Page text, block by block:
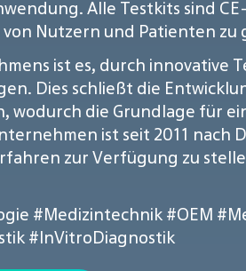
Alle Testkits sind
Nutzern und Patienten zu
ist es, durch
Dies schließt die
wodurch die Grundlage für
ist seit 2011 nach
zur Verfügung zu
#Medizintechnik#OEM
#InVitroDiagnostik